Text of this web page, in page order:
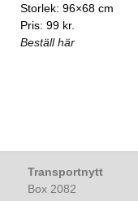
Storlek: 96×68 cm
Pris: 99 kr.
Beställ här
Transportnytt
Box 2082